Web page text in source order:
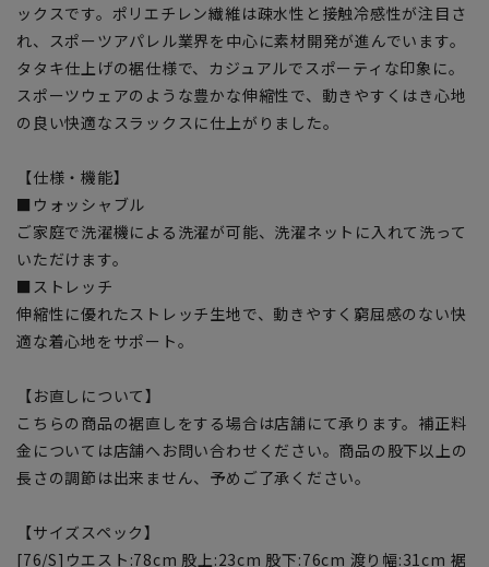
ックスです。ポリエチレン繊維は疎水性と接触冷感性が注目さ
れ、スポーツアパレル業界を中心に素材開発が進んでいます。
タタキ仕上げの裾仕様で、カジュアルでスポーティな印象に。
スポーツウェアのような豊かな伸縮性で、動きやすくはき心地
の良い快適なスラックスに仕上がりました。
【仕様・機能】
■ウォッシャブル
ご家庭で洗濯機による洗濯が可能、洗濯ネットに入れて洗って
いただけます。
■ストレッチ
伸縮性に優れたストレッチ生地で、動きやすく窮屈感のない快
適な着心地をサポート。
【お直しについて】
こちらの商品の裾直しをする場合は店舗にて承ります。補正料
金については店舗へお問い合わせください。商品の股下以上の
長さの調節は出来ません、予めご了承ください。
【サイズスペック】
[76/S]ウエスト:78cm 股上:23cm 股下:76cm 渡り幅:31cm 裾